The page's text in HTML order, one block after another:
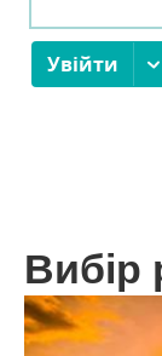
Вибір